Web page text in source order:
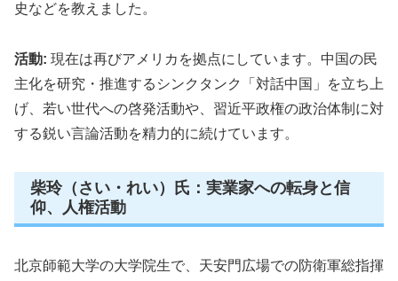
史などを教えました。
活動: 現在は再びアメリカを拠点にしています。中国の民
主化を研究・推進するシンクタンク「対話中国」を立ち上
げ、若い世代への啓発活動や、習近平政権の政治体制に対
する鋭い言論活動を精力的に続けています。
柴玲（さい・れい）氏：実業家への転身と信
仰、人権活動
北京師範大学の大学院生で、天安門広場での防衛軍総指揮